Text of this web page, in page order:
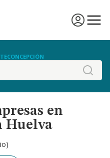
en
Huelva